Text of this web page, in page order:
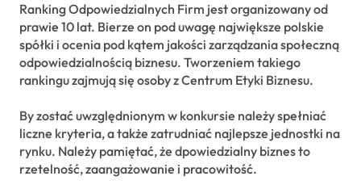
Ranking Odpowiedzialnych Firm jest organizowany od
prawie 10 lat. Bierze on pod uwagę największe polskie
spółki i ocenia pod kątem jakości zarządzania społeczną
odpowiedzialnością biznesu. Tworzeniem takiego
rankingu zajmują się osoby z Centrum Etyki Biznesu.
By zostać uwzględnionym w konkursie należy spełniać
liczne kryteria, a także zatrudniać najlepsze jednostki na
rynku. Należy pamiętać, że dpowiedzialny biznes to
rzetelność, zaangażowanie i pracowitość.